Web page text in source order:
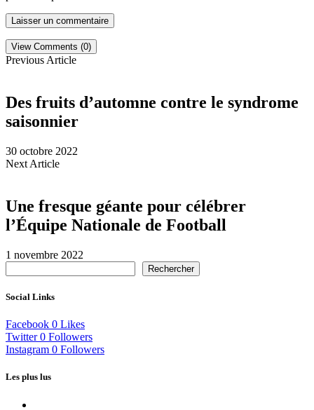
View Comments (0)
Previous Article
Des fruits d’automne contre le syndrome
saisonnier
30 octobre 2022
Next Article
Une fresque géante pour célébrer
l’Équipe Nationale de Football
1 novembre 2022
Rechercher
Social Links
Facebook 0 Likes
Twitter 0 Followers
Instagram 0 Followers
Les plus lus